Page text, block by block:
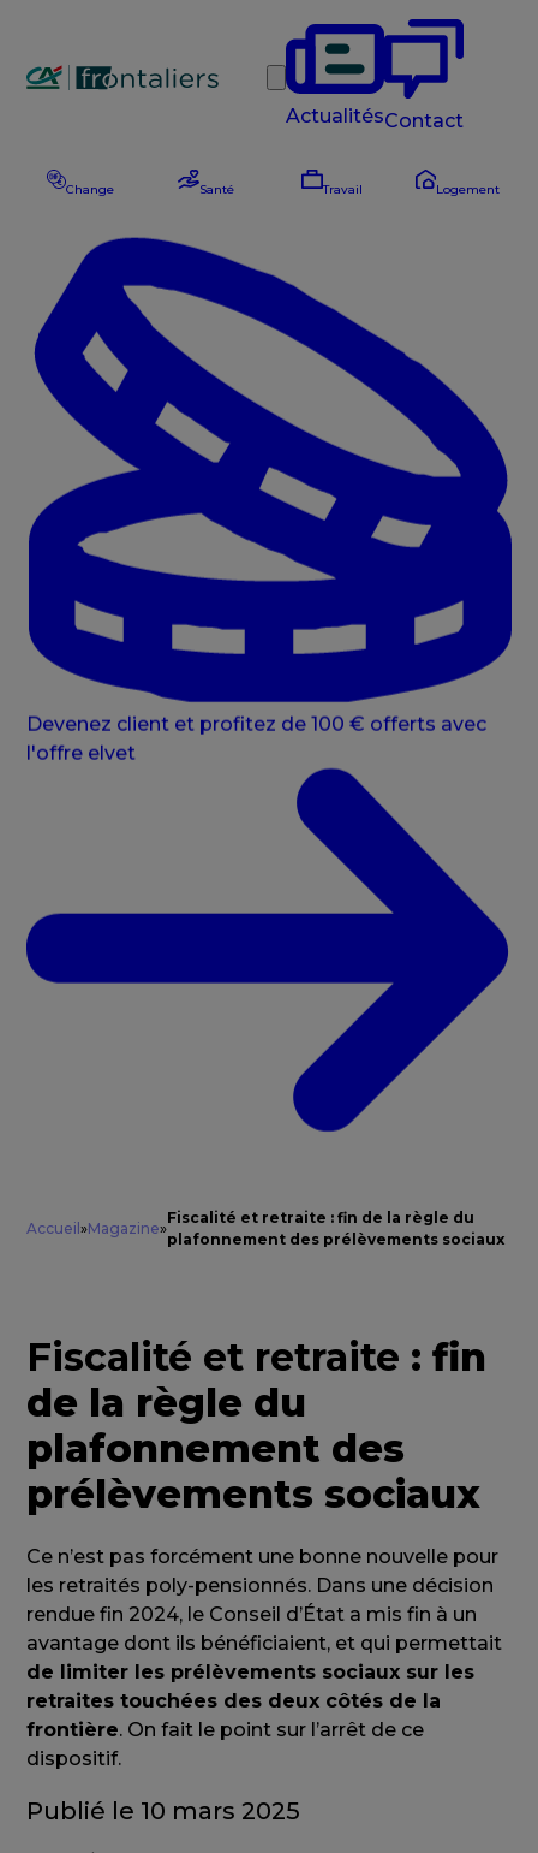
Rechercher
ActualitésContact
Change Santé Travail Logement
Devenez client et profitez de 100 € offerts avec
l'offre elvet
Accueil»Magazine»
Fiscalité et retraite : fin de la règle du
plafonnement des prélèvements sociaux
Fiscalité et retraite : fin
de la règle du
plafonnement des
prélèvements sociaux
Ce n’est pas forcément une bonne nouvelle pour
les retraités poly-pensionnés. Dans une décision
rendue fin 2024, le Conseil d’État a mis fin à un
avantage dont ils bénéficiaient, et qui permettait
de limiter les prélèvements sociaux sur les
retraites touchées des deux côtés de la
frontière. On fait le point sur l’arrêt de ce
dispositif.
Publié le 10 mars 2025